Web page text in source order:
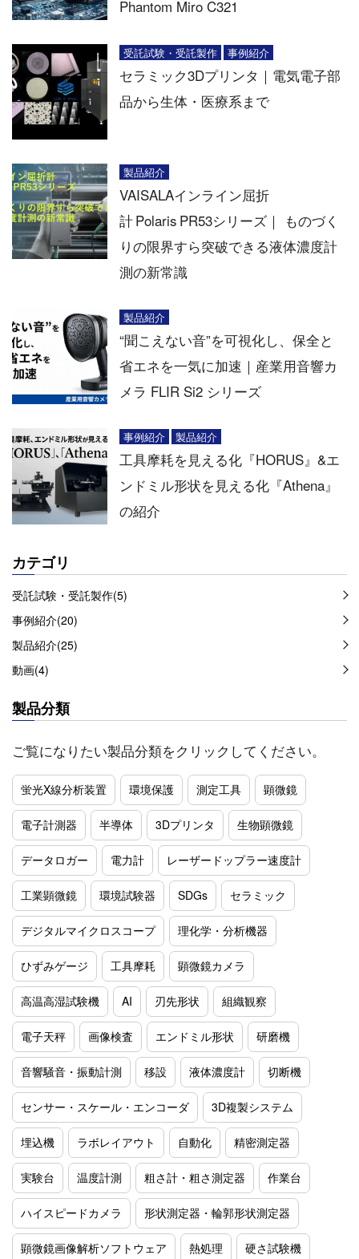
Phantom Miro C321
受託試験・受託製作 事例紹介
セラミック3Dプリンタ｜電気電子部
品から生体・医療系まで
製品紹介
VAISALAインライン屈折
計 Polaris PR53シリーズ｜ ものづく
りの限界すら突破できる液体濃度計
測の新常識
製品紹介
“聞こえない音”を可視化し、保全と
省エネを一気に加速｜産業用音響カ
メラ FLIR Si2 シリーズ
事例紹介 製品紹介
工具摩耗を見える化『HORUS』&エ
ンドミル形状を見える化『Athena』
の紹介
カテゴリ
受託試験・受託製作(5)
事例紹介(20)
製品紹介(25)
動画(4)
製品分類
ご覧になりたい製品分類をクリックしてください。
蛍光X線分析装置 環境保護 測定工具 顕微鏡
電子計測器 半導体 3Dプリンタ 生物顕微鏡
データロガー 電力計 レーザードップラー速度計
工業顕微鏡 環境試験器 SDGs セラミック
デジタルマイクロスコープ 理化学・分析機器
ひずみゲージ 工具摩耗 顕微鏡カメラ
高温高湿試験機 AI 刃先形状 組織観察
電子天秤 画像検査 エンドミル形状 研磨機
音響騒音・振動計測 移設 液体濃度計 切断機
センサー・スケール・エンコーダ 3D複製システム
埋込機 ラボレイアウト 自動化 精密測定器
実験台 温度計測 粗さ計・粗さ測定器 作業台
ハイスピードカメラ 形状測定器・輪郭形状測定器
顕微鏡画像解析ソフトウェア 熱処理 硬さ試験機